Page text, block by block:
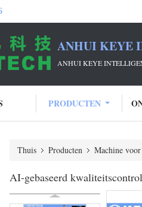
ANHUI KEYE
ANHUI KEYE
PRODUCTEN
Thuis Producten Machine
AI-gebaseerd